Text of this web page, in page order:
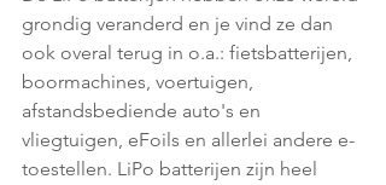
grondig veranderd en je vind ze dan
ook overal terug in o.a.: fietsbatterijen,
boormachines, voertuigen,
afstandsbediende auto's en
vliegtuigen, eFoils en allerlei andere e-
toestellen. LiPo batterijen zijn heel